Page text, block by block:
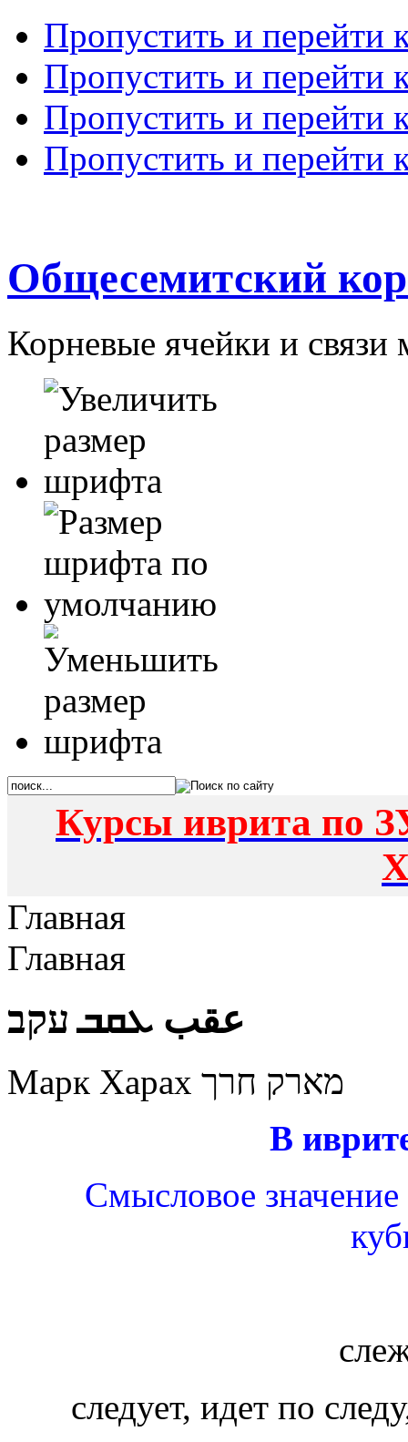
Пропустить и перейти
Пропустить и перейти
Пропустить и перейти
Пропустить и перейти
Общесемитский
Корневые ячейки и
Курсы иврита по
Главная
Главная
عقب ܥܩܒ עקב
Марк Харах מארק חרך
В
Смысловое значение